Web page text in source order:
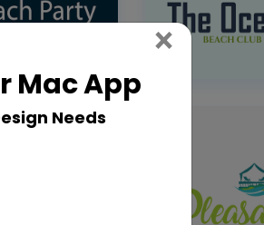
Mac App
Needs
× Close